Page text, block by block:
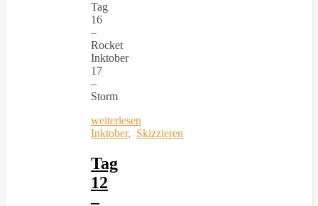
Tag
16
–
Rocket
Inktober
17
–
Storm
weiterlesen
Inktober, Skizzieren
Tag
12
–